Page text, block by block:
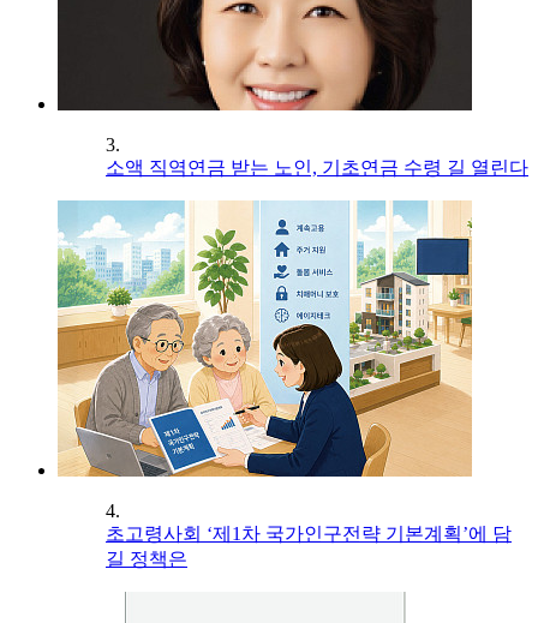
3.
소액 직역연금 받는 노인, 기초연금 수령 길 열린다
4.
초고령사회 ‘제1차 국가인구전략 기본계획’에 담
길 정책은